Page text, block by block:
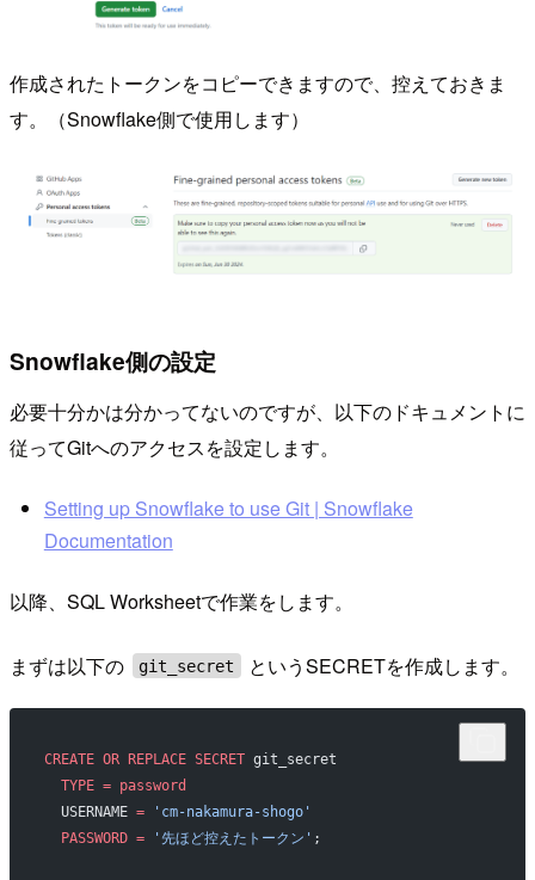
作成されたトークンをコピーできますので、控えておきま
す。（Snowflake側で使用します）
Snowflake側の設定
必要十分かは分かってないのですが、以下のドキュメントに
従ってGitへのアクセスを設定します。
Setting up Snowflake to use Git | Snowflake
Documentation
以降、SQL Worksheetで作業をします。
まずは以下の git_secret というSECRETを作成します。
CREATE OR REPLACE SECRET git_secret
  TYPE
= password
  USERNAME
= 'cm-nakamura-shogo'
  PASSWORD
= '先ほど控えたトークン' ;